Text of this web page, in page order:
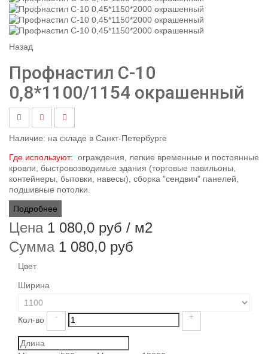
Назад
Профнастил С-10
0,8*1100/1154 окрашенный
Наличие: на складе в Санкт-Петербурге
Где используют: ограждения, легкие временные и постоянные
кровли, быстровозводимые здания (торговые павильоны,
контейнеры, бытовки, навесы), сборка "сендвич" панелей,
подшивные потолки.
Подробнее
Цена 1 080,0 руб / м2
Сумма 1 080,0 руб
Цвет
Ширина
Кол-во - +